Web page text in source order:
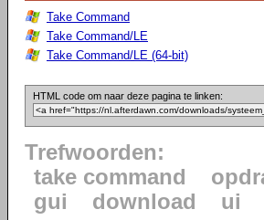
Take Command
Take Command/LE
Take Command/LE (64-bit)
HTML code om naar deze pagina te linken:
Trefwoorden:
take command
gui
download ui